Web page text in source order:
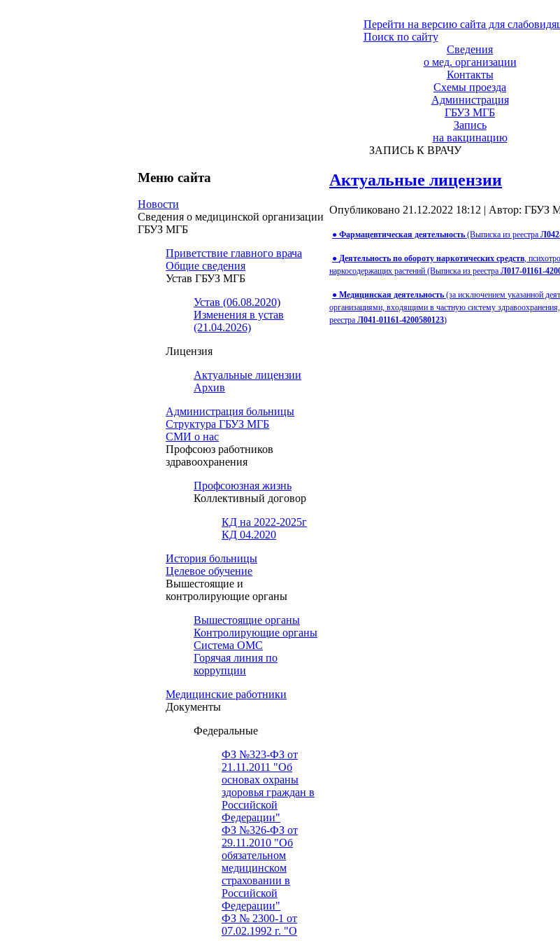
Перейти на версию сайта для
Поиск по сайту
Сведения
о мед. организации
Контакты
Схемы проезда
Администрация
ГБУЗ МГБ
Запись
на вакцинацию
ЗАПИСЬ К ВРАЧУ
Меню сайта
Новости
Сведения о медицинской организации
ГБУЗ МГБ
Приветствие главного врача
Общие сведения
Устав ГБУЗ МГБ
Устав (06.08.2020)
Изменения в устав
(21.04.2026)
Лицензия
Актуальные лицензии
Архив
Администрация больницы
Структура ГБУЗ МГБ
СМИ о нас
Профсоюз работников
здравоохранения
Профсоюзная жизнь
Коллективный договор
КД на 2022-2025г
КД 04.2020
История больницы
Целевое обучение
Вышестоящие и
контролирующие органы
Вышестоящие органы
Контролирующие органы
Система ОМС
Горячая линия по
коррупции
Медицинские работники
Документы
Федеральные
ФЗ №323-ФЗ от
21.11.2011 "Об
основах охраны
здоровья граждан в
Российской
Федерации"
ФЗ №326-ФЗ от
29.11.2010 "Об
обязательном
медицинском
страховании в
Российской
Федерации"
ФЗ № 2300-1 от
07.02.1992 г. "О
Актуальные лицензии
Опубликовано 21.12.2022 18:12 | Автор: ГБУЗ
● Фармацевтическая деятельность (Выписка из реестра
● Деятельность по обороту наркотических средств,
наркосодержащих растений (Выписка из реестра Л017-01161-
● Медицинская деятельность (за исключением указанной
организациями, входящими в частную систему
реестра Л041-01161-4200580123)